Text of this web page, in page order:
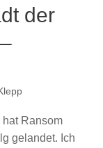
der
hat Ransom
gelandet. Ich